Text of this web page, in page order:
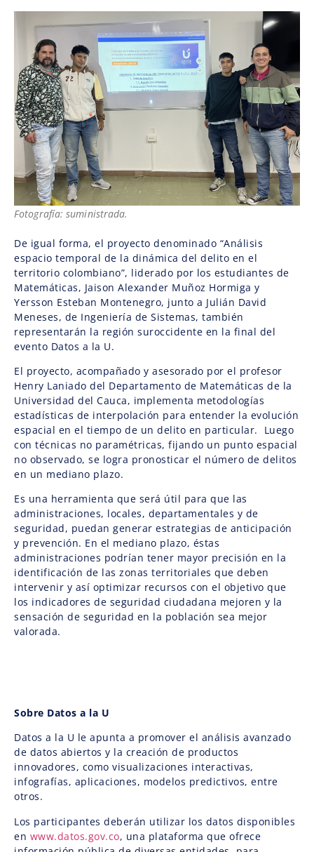
Fotografía: suministrada.
De igual forma, el proyecto denominado “Análisis
espacio temporal de la dinámica del delito en el
territorio colombiano”, liderado por los estudiantes de
Matemáticas, Jaison Alexander Muñoz Hormiga y
Yersson Esteban Montenegro, junto a Julián David
Meneses, de Ingeniería de Sistemas, también
representarán la región suroccidente en la final del
evento Datos a la U.
El proyecto, acompañado y asesorado por el profesor
Henry Laniado del Departamento de Matemáticas de la
Universidad del Cauca, implementa metodologías
estadísticas de interpolación para entender la evolución
espacial en el tiempo de un delito en particular. Luego
con técnicas no paramétricas, fijando un punto espacial
no observado, se logra pronosticar el número de delitos
en un mediano plazo.
Es una herramienta que será útil para que las
administraciones, locales, departamentales y de
seguridad, puedan generar estrategias de anticipación
y prevención. En el mediano plazo, éstas
administraciones podrían tener mayor precisión en la
identificación de las zonas territoriales que deben
intervenir y así optimizar recursos con el objetivo que
los indicadores de seguridad ciudadana mejoren y la
sensación de seguridad en la población sea mejor
valorada.
Sobre Datos a la U
Datos a la U le apunta a promover el análisis avanzado
de datos abiertos y la creación de productos
innovadores, como visualizaciones interactivas,
infografías, aplicaciones, modelos predictivos, entre
otros.
Los participantes deberán utilizar los datos disponibles
en www.datos.gov.co, una plataforma que ofrece